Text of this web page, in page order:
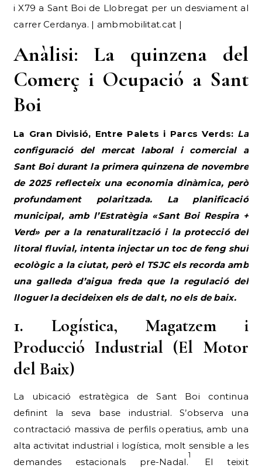
i X79 a Sant Boi de Llobregat per un desviament al
carrer Cerdanya. | ambmobilitat.cat |
Anàlisi: La quinzena del
Comerç i Ocupació a Sant
Boi
La Gran Divisió, Entre Palets i Parcs Verds: La
configuració del mercat laboral i comercial a
Sant Boi durant la primera quinzena de novembre
de 2025 reflecteix una economia dinàmica, però
profundament polaritzada. La planificació
municipal, amb l’Estratègia «Sant Boi Respira +
Verd» per a la renaturalització i la protecció del
litoral fluvial, intenta injectar un toc de feng shui
ecològic a la ciutat, però el TSJC els recorda amb
una galleda d’aigua freda que la regulació del
lloguer la decideixen els de dalt, no els de baix.
1. Logística, Magatzem i
Producció Industrial (El Motor
del Baix)
La ubicació estratègica de Sant Boi continua
definint la seva base industrial. S’observa una
contractació massiva de perfils operatius, amb una
alta activitat industrial i logística, molt sensible a les
demandes estacionals pre-Nadal.
1
El teixit